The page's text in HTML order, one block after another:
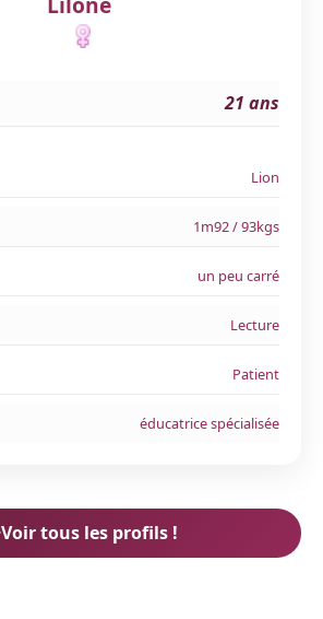
21 ans
Lion
1m92 / 93kgs
un peu carré
Lecture
Patient
éducatrice spécialisée
Voir tous les profils !